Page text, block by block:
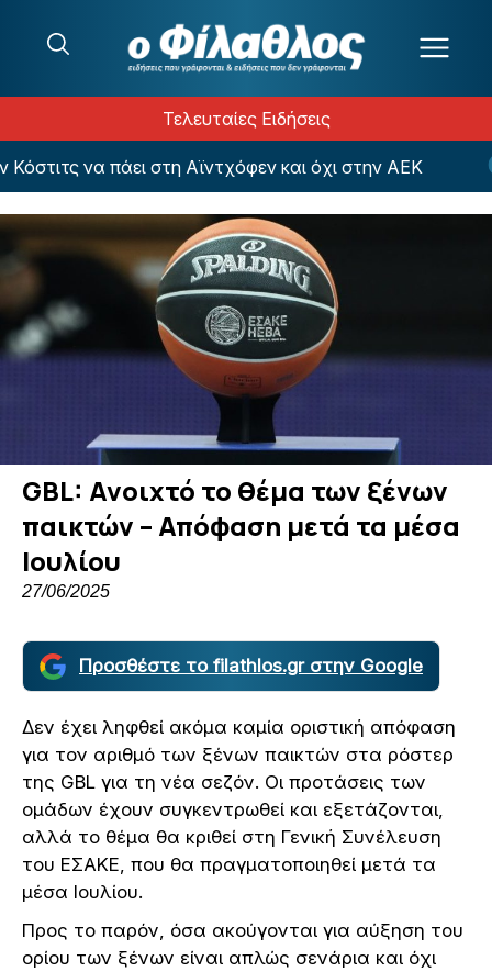
Τελευταίες Ειδήσεις
να πάει στη Αϊντχόφεν και όχι στην ΑΕΚ
GBL: Ανοιχτό το θέμα των ξένων
παικτών – Απόφαση μετά τα μέσα
Ιουλίου
27/06/2025
Προσθέστε το filathlos.gr στην Google
Δεν έχει ληφθεί ακόμα καμία οριστική απόφαση
για τον αριθμό των ξένων παικτών στα ρόστερ
της GBL για τη νέα σεζόν. Οι προτάσεις των
ομάδων έχουν συγκεντρωθεί και εξετάζονται,
αλλά το θέμα θα κριθεί στη Γενική Συνέλευση
του ΕΣΑΚΕ, που θα πραγματοποιηθεί μετά τα
μέσα Ιουλίου.
Προς το παρόν, όσα ακούγονται για αύξηση του
ορίου των ξένων είναι απλώς σενάρια και όχι